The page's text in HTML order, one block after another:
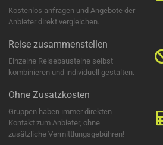
Kostenlos anfragen und Angebote der
Anbieter direkt vergleichen.
Reise zusammenstellen
Einzelne Reisebausteine selbst
kombinieren und individuell gestalten.
Ohne Zusatzkosten
Gruppen haben immer direkten
Kontakt zum Anbieter, ohne
zusätzliche Vermittlungsgebühren!